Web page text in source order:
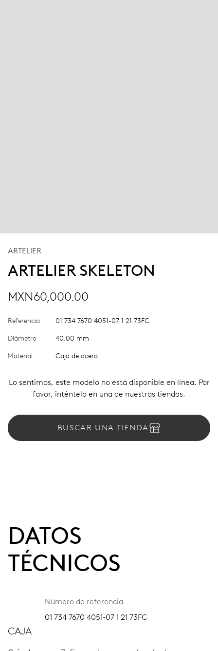
ARTELIER
ARTELIER SKELETON
MXN60,000.00
Referencia 01 734 7670 4051-07 1 21 73FC
Diámetro 40.00 mm
Material Caja de acero
Lo sentimos, este modelo no está disponible en línea. Por
favor, inténtelo en una de nuestras tiendas.
BUSCAR UNA TIENDA
DATOS
TÉCNICOS
Número de referencia
01 734 7670 4051-07 1 21 73FC
CAJA